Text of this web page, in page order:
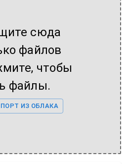
сюда
файлов
чтобы
файлы.
ИЗ ОБЛАКА